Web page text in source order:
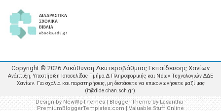
Copyright © 2026 Διεύθυνση Δευτεροβάθμιας Εκπαίδευσης Χανίων
Ανάπτυξη, Υποστήριξη Ιστοσελίδας Τμήμα Δ Πληροφορικής και Νέων Τεχνολογιών ΔΔΕ
Χανίων. Για σχόλια και παρατηρήσεις, μη διστάσετε να επικοινωνήσετε μαζί μας
(it@dide.chan.sch.gr).
Design by NewWpThemes| Blogger Theme by Lasantha-
PremiumBloggerTemplates.com|Valuable Stuff Online